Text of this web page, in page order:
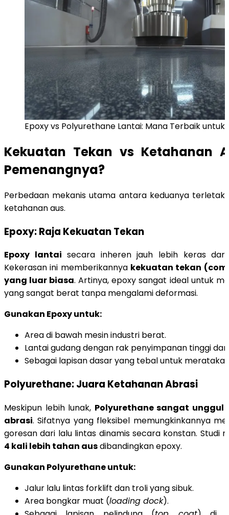
Epoxy vs Polyurethane Lantai: Mana Terbaik untuk
Kekuatan Tekan vs Ketahanan
Pemenangnya?
Perbedaan mekanis utama antara keduanya
ketahanan aus.
Epoxy: Raja Kekuatan Tekan
Epoxy lantai secara inheren jauh lebih keras
Kekerasan ini memberikannya kekuatan tekan
yang luar biasa. Artinya, epoxy sangat ideal untuk
yang sangat berat tanpa mengalami deformasi.
Gunakan Epoxy untuk:
Area di bawah mesin industri berat.
Lantai gudang dengan rak penyimpanan tinggi
Sebagai lapisan dasar yang tebal untuk
Polyurethane: Juara Ketahanan Abrasi
Meskipun lebih lunak, Polyurethane sangat
abrasi. Sifatnya yang fleksibel memungkinkannya
goresan dari lalu lintas dinamis secara konstan. Studi
4 kali lebih tahan ausdibandingkan epoxy.
Gunakan Polyurethane untuk:
Jalur lalu lintas forklift dan troli yang sibuk.
Area bongkar muat (loading dock).